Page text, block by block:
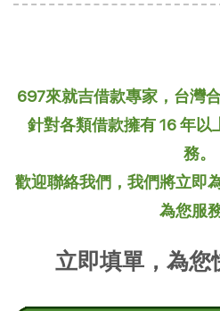
697來就吉借款專家，台灣
針對各類借款擁有 16 年以
務。
歡迎聯絡我們，我們將立即
為您服務
立即填單，為您